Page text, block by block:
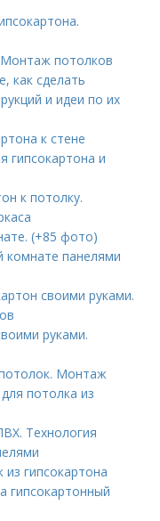
потолков
как сделать
и идеи по их
к стене
гипсокартона и
к потолку.
(+85 фото)
комнате панелями
своими руками.
руками.
Монтаж
потолка из
Технология
гипсокартона
гипсокартонный